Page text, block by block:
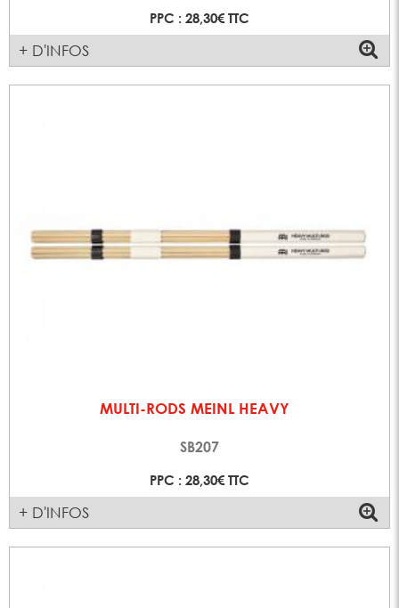
PPC : 28,30€ TTC
+ D'INFOS
MULTI-RODS MEINL HEAVY
SB207
PPC : 28,30€ TTC
+ D'INFOS